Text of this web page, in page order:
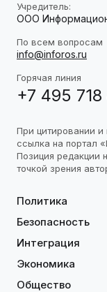
Учредитель:
ООО
По всем вопросам
info@inforos.ru
Горячая линия
+7 495 718
При цитировании и
ссылка на портал
Позиция редакции
точкой зрения
Политика
Безопасность
Интеграция
Экономика
Общество